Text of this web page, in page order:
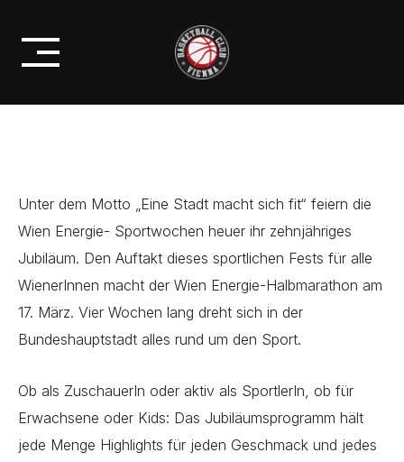
contentWIEN ENERGIE SPORTWOCHEN
Unter dem Motto „Eine Stadt macht sich fit“ feiern die
Wien Energie- Sportwochen heuer ihr zehnjähriges
Jubiläum. Den Auftakt dieses sportlichen Fests für alle
WienerInnen macht der Wien Energie-Halbmarathon am
17. März. Vier Wochen lang dreht sich in der
Bundeshauptstadt alles rund um den Sport.
Ob als ZuschauerIn oder aktiv als SportlerIn, ob für
Erwachsene oder Kids: Das Jubiläumsprogramm hält
jede Menge Highlights für jeden Geschmack und jedes